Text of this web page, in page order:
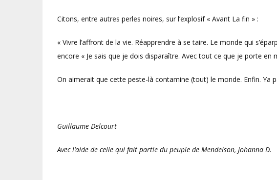
Citons, entre autres perles noires, sur l’explosif « Avant La fin » :
« Vivre l’affront de la vie. Réapprendre à se taire. Le monde qui
encore « Je sais que je dois disparaître. Avec tout ce que je porte en
On aimerait que cette peste-là contamine (tout) le monde. Enfin. Ya
Guillaume Delcourt
Avec l’aide de celle qui fait partie du peuple de Mendelson, Johanna D.